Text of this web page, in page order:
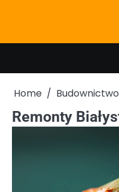
Home Budownictwo
Remonty